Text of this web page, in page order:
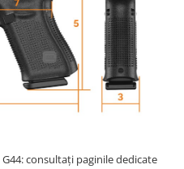
consultați paginile dedicate